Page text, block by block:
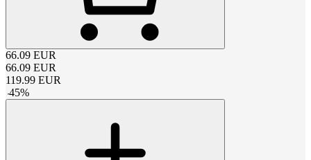
66.09 EUR
66.09 EUR
119.99 EUR
-45%